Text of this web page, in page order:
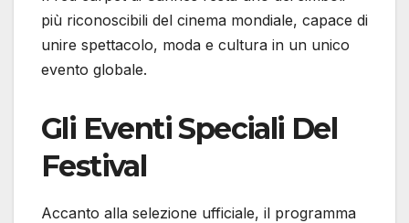
più riconoscibili del cinema mondiale, capace di
unire spettacolo, moda e cultura in un unico
evento globale.
Gli Eventi Speciali Del
Festival
Accanto alla selezione ufficiale, il programma